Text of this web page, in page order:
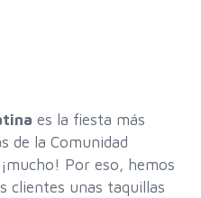
es la fiesta más
de la Comunidad
Por eso, hemos
clientes unas taquillas